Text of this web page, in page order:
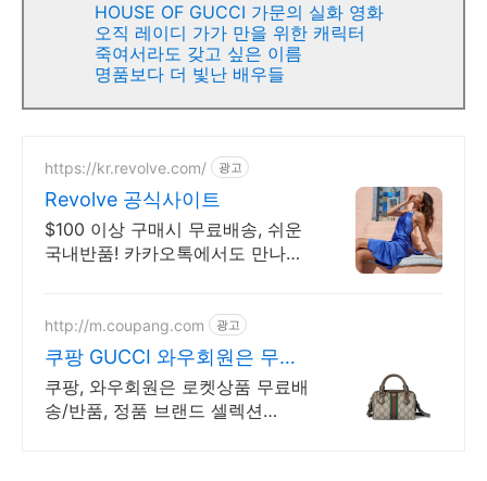
HOUSE OF GUCCI 가문의 실화 영화
오직 레이디 가가 만을 위한 캐릭터
죽여서라도 갖고 싶은 이름
명품보다 더 빛난 배우들
https://kr.revolve.com/ 광고
Revolve 공식사이트
$100 이상 구매시 무료배송, 쉬운
국내반품! 카카오톡에서도 만나보
http://m.coupang.com 광고
쿠팡 GUCCI 와우회원은 무제
한 무료배송
쿠팡, 와우회원은 로켓상품 무료배
송/반품, 정품 브랜드 셀렉션